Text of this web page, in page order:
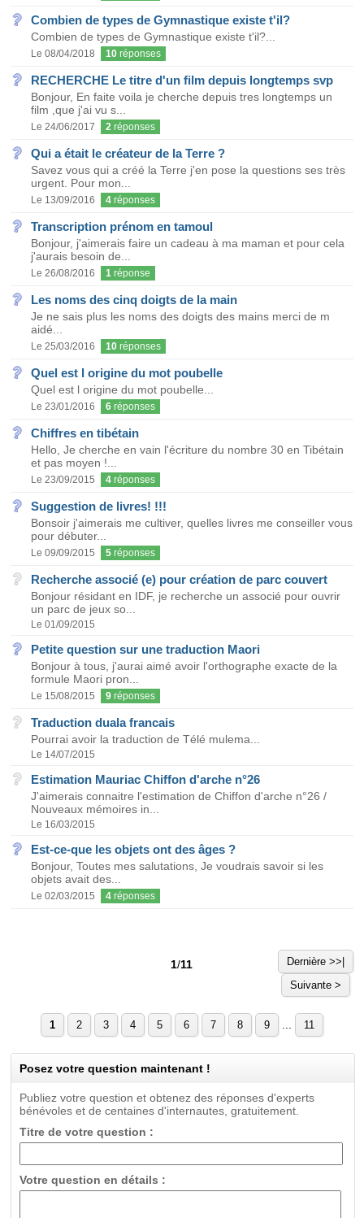
Combien de types de Gymnastique existe t'il?
Combien de types de Gymnastique existe t'il?...
Le 08/04/2018 10 réponses
RECHERCHE Le titre d'un film depuis longtemps svp
Bonjour, En faite voila je cherche depuis tres longtemps un
film ,que j'ai vu s...
Le 24/06/2017 2 réponses
Qui a était le créateur de la Terre ?
Savez vous qui a créé la Terre j'en pose la questions ses très
urgent. Pour mon...
Le 13/09/2016 4 réponses
Transcription prénom en tamoul
Bonjour, j'aimerais faire un cadeau à ma maman et pour cela
j'aurais besoin de...
Le 26/08/2016 1 réponse
Les noms des cinq doigts de la main
Je ne sais plus les noms des doigts des mains merci de m
aidé...
Le 25/03/2016 10 réponses
Quel est l origine du mot poubelle
Quel est l origine du mot poubelle...
Le 23/01/2016 6 réponses
Chiffres en tibétain
Hello, Je cherche en vain l'écriture du nombre 30 en Tibétain
et pas moyen !...
Le 23/09/2015 4 réponses
Suggestion de livres! !!!
Bonsoir j'aimerais me cultiver, quelles livres me conseiller vous
pour débuter...
Le 09/09/2015 5 réponses
Recherche associé (e) pour création de parc couvert
Bonjour résidant en IDF, je recherche un associé pour ouvrir
un parc de jeux so...
Le 01/09/2015
Petite question sur une traduction Maori
Bonjour à tous, j'aurai aimé avoir l'orthographe exacte de la
formule Maori pron...
Le 15/08/2015 9 réponses
Traduction duala francais
Pourrai avoir la traduction de Télé mulema...
Le 14/07/2015
Estimation Mauriac Chiffon d'arche n°26
J'aimerais connaitre l'estimation de Chiffon d'arche n°26 /
Nouveaux mémoires in...
Le 16/03/2015
Est-ce-que les objets ont des âges ?
Bonjour, Toutes mes salutations, Je voudrais savoir si les
objets avait des...
Le 02/03/2015 4 réponses
1/11
Dernière >>|
Suivante >
1 2 3 4 5 6 7 8 9 11
Posez votre question maintenant !
Publiez votre question et obtenez des réponses d'experts
bénévoles et de centaines d'internautes, gratuitement.
Titre de votre question :
Votre question en détails :